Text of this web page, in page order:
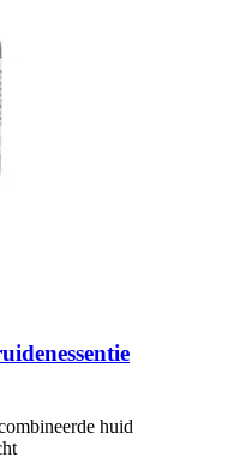
huid